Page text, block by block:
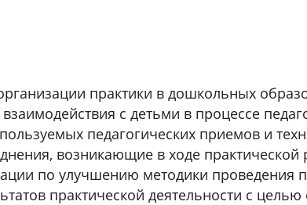
практики в дошкольных
с детьми в процессе
педагогических приемов и
возникающие в ходе практической
по улучшению методики проведения
практической деятельности с